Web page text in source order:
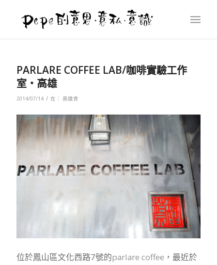
PARLARE COFFEE LAB/咖啡實驗工作
室‧高雄
2014/07/14 / 在： 高雄食
位於鳳山區文化西路7號的parlare coffee ，最近於